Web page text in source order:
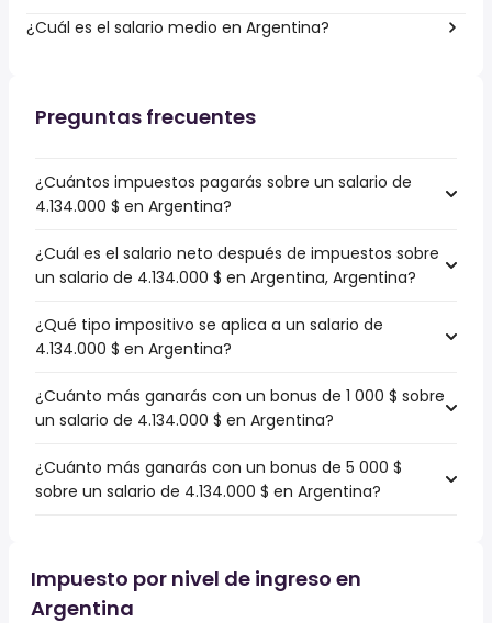
¿Cuál es el salario medio en Argentina?
Preguntas frecuentes
¿Cuántos impuestos pagarás sobre un salario de
4.134.000 $ en Argentina?
¿Cuál es el salario neto después de impuestos sobre
un salario de 4.134.000 $ en Argentina, Argentina?
¿Qué tipo impositivo se aplica a un salario de
4.134.000 $ en Argentina?
¿Cuánto más ganarás con un bonus de 1 000 $ sobre
un salario de 4.134.000 $ en Argentina?
¿Cuánto más ganarás con un bonus de 5 000 $
sobre un salario de 4.134.000 $ en Argentina?
Impuesto por nivel de ingreso en
Argentina